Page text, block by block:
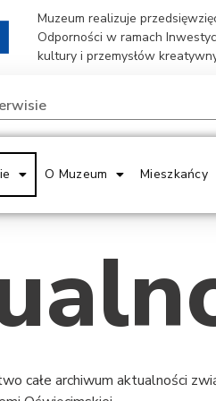
Muzeum realizuje
Odporności w ramach
kultury i przemysłów
O Muzeum Mieszkańcy
całe archiwum aktualności